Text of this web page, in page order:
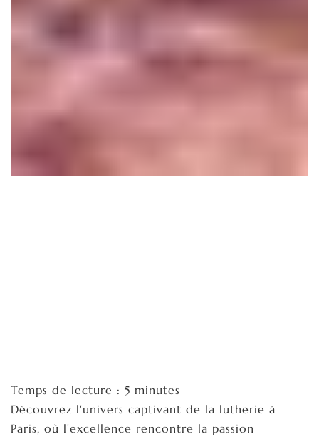
Temps de lecture : 5 minutes
Découvrez l'univers captivant de la lutherie à
Paris, où l'excellence rencontre la passion